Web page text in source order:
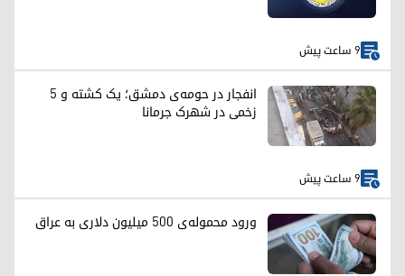
9 ساعت پیش
انفجار در حومه‌ی دمشق؛ یک کشته و ۵
زخمی در شهرک جرمانا
9 ساعت پیش
ورود محموله‌ی ۵۰۰ میلیون دلاری به عراق